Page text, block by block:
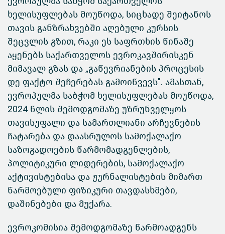
ხელისუფლებას მოუწოდა, სიცხადე შეიტანოს
თავის განზრახვებში აღებული კურსის
შეცვლის გზით, რაკი ეს საფრთხის წინაშე
აყენებს საქართველოს ევროკავშირისკენ
მიმავალ გზას და „გაწევრიანების პროცესის
დე ფაქტო შეჩერებას გამოიწვევს". ამასთან,
ევროპულმა საბჭომ ხელისუფლებას მოუწოდა,
2024 წლის შემოდგომაზე უზრუნველყოს
თავისუფალი და სამართლიანი არჩევნების
ჩატარება და დაასრულოს სამოქალაქო
საზოგადოების წარმომადგენლების,
პოლიტიკური ლიდერების, სამოქალაქო
აქტივისტებისა და ჟურნალისტების მიმართ
წარმოებული ფიზიკური თავდასხმები,
დაშინებები და მუქარა.
ევროკომისია შემოდგომაზე წარმოადგენს